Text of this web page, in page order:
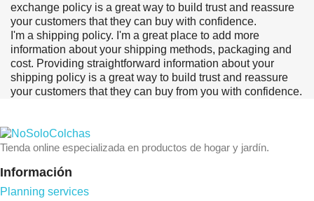
exchange policy is a great way to build trust and reassure
your customers that they can buy with confidence.
I'm a shipping policy. I'm a great place to add more
information about your shipping methods, packaging and
cost. Providing straightforward information about your
shipping policy is a great way to build trust and reassure
your customers that they can buy from you with confidence.
Tienda online especializada en productos de hogar y jardín.
Información
Planning services